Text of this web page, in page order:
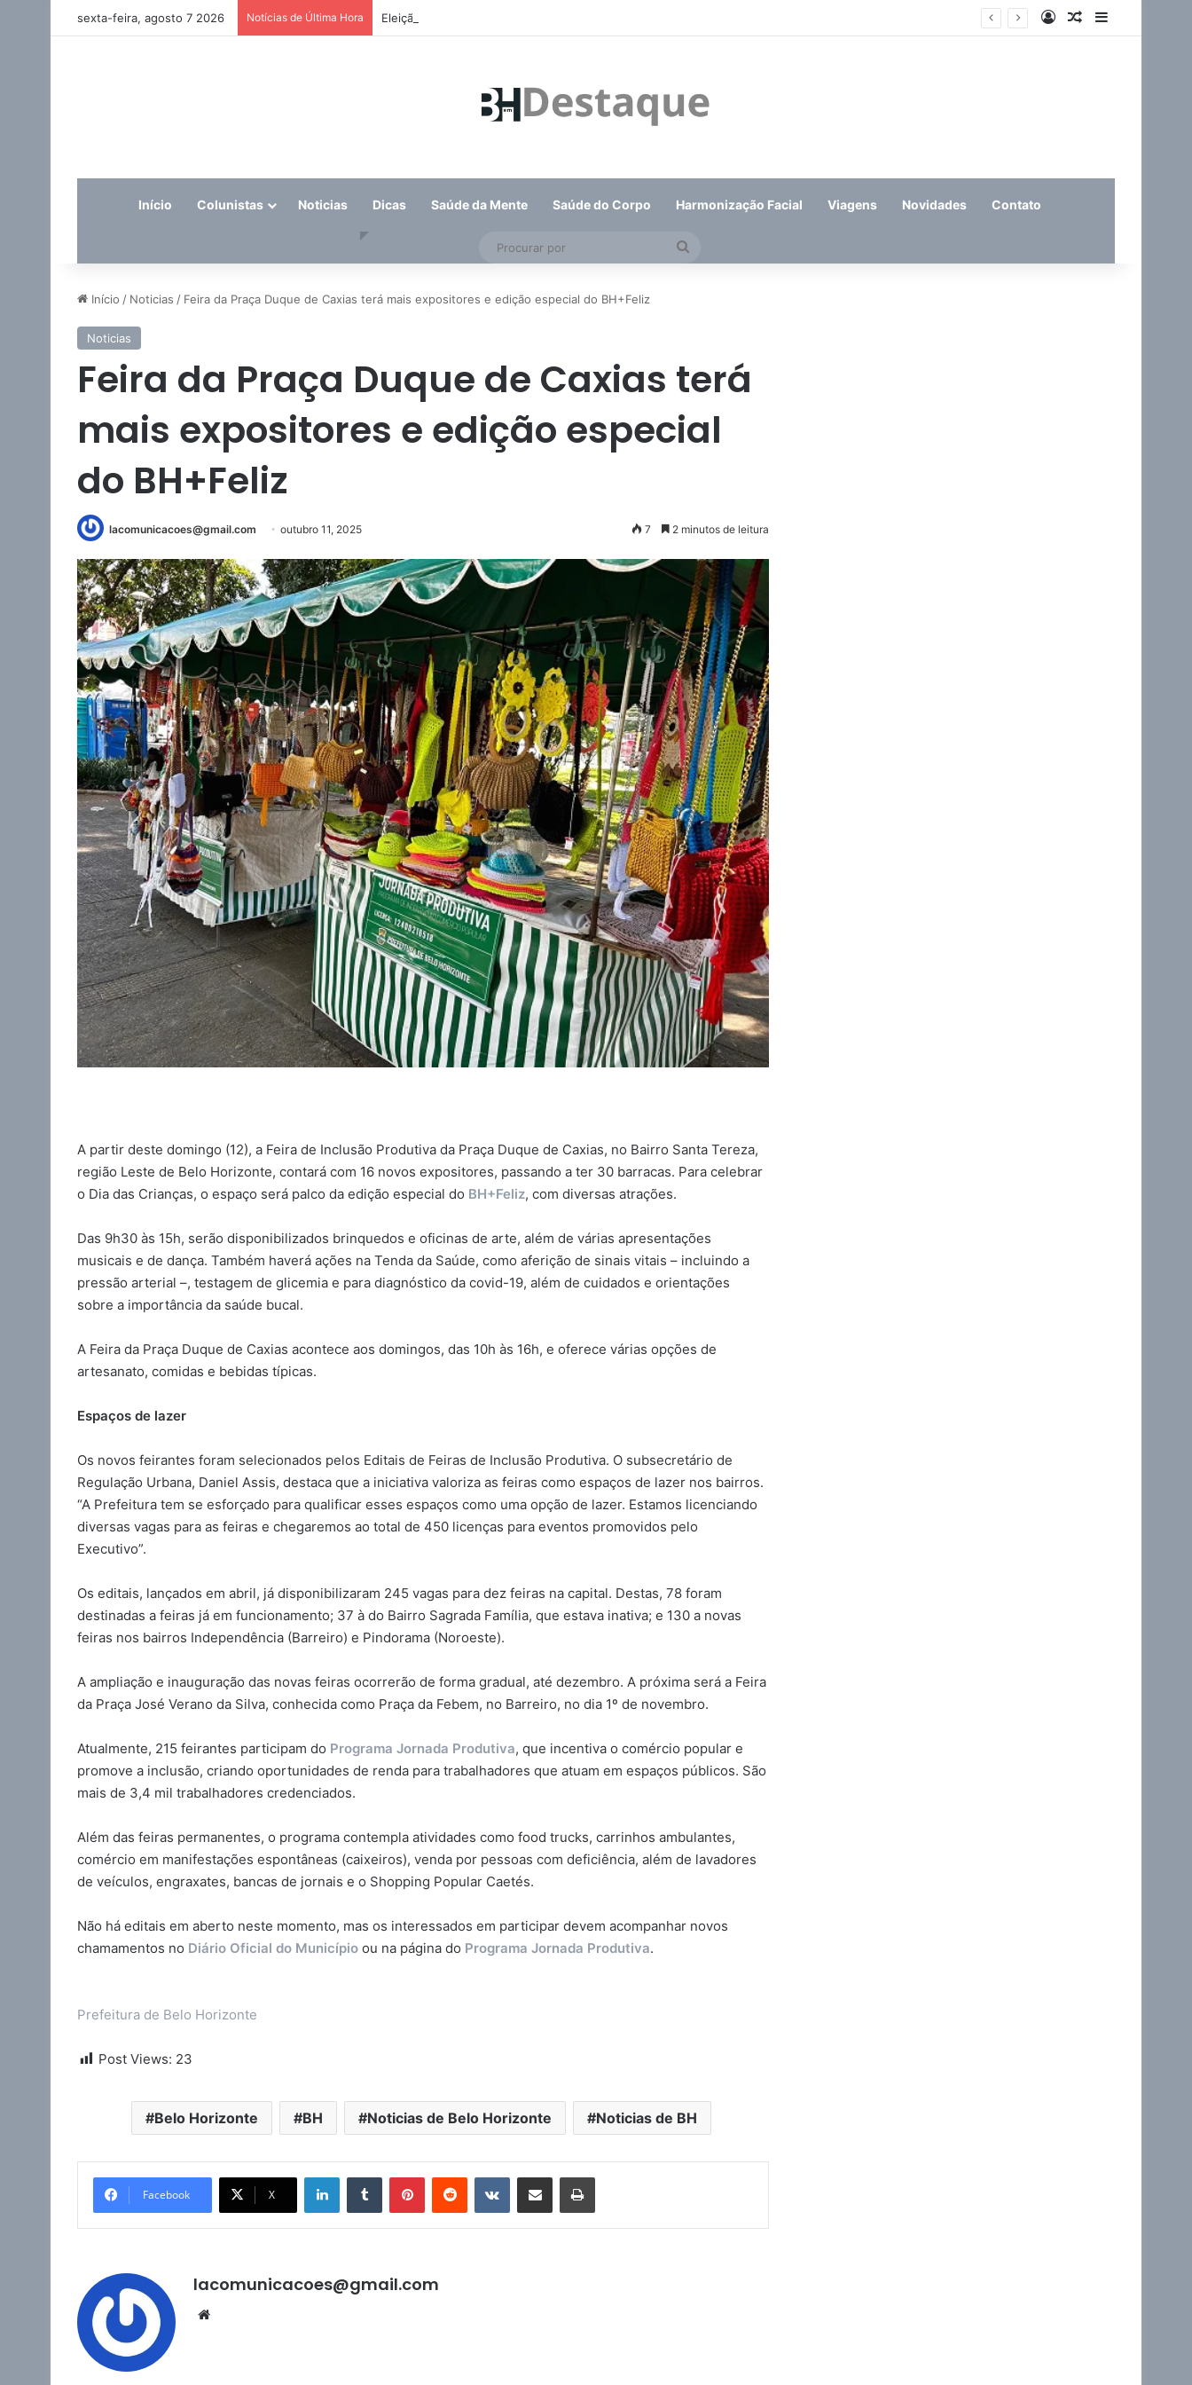
sexta-feira, agosto 7 2026 Notícias de Última Hora Eleição de suplente do Conselho de Mobilidade Urbana será nesta quinta-feira (11) EntrarArtigo aleatório
Barra Lateral
Início Colunistas Noticias Dicas Saúde da Mente Saúde do Corpo Harmonização Facial Viagens Novidades Contato
Procurar
Início / Noticias / Feira da Praça Duque de Caxias terá mais expositores e edição especial do BH+Feliz
Noticias
Feira da Praça Duque de Caxias terá
mais expositores e edição especial
do BH+Feliz
lacomunicacoes@gmail.com outubro 11, 2025 7 2 minutos de leitura
A partir deste domingo (12), a Feira de Inclusão Produtiva da Praça Duque de Caxias, no Bairro Santa Tereza,
região Leste de Belo Horizonte, contará com 16 novos expositores, passando a ter 30 barracas. Para celebrar
o Dia das Crianças, o espaço será palco da edição especial do BH+Feliz, com diversas atrações.
Das 9h30 às 15h, serão disponibilizados brinquedos e oficinas de arte, além de várias apresentações
musicais e de dança. Também haverá ações na Tenda da Saúde, como aferição de sinais vitais – incluindo a
pressão arterial –, testagem de glicemia e para diagnóstico da covid-19, além de cuidados e orientações
sobre a importância da saúde bucal.
A Feira da Praça Duque de Caxias acontece aos domingos, das 10h às 16h, e oferece várias opções de
artesanato, comidas e bebidas típicas.
Espaços de lazer
Os novos feirantes foram selecionados pelos Editais de Feiras de Inclusão Produtiva. O subsecretário de
Regulação Urbana, Daniel Assis, destaca que a iniciativa valoriza as feiras como espaços de lazer nos bairros.
“A Prefeitura tem se esforçado para qualificar esses espaços como uma opção de lazer. Estamos licenciando
diversas vagas para as feiras e chegaremos ao total de 450 licenças para eventos promovidos pelo
Executivo”.
Os editais, lançados em abril, já disponibilizaram 245 vagas para dez feiras na capital. Destas, 78 foram
destinadas a feiras já em funcionamento; 37 à do Bairro Sagrada Família, que estava inativa; e 130 a novas
feiras nos bairros Independência (Barreiro) e Pindorama (Noroeste).
A ampliação e inauguração das novas feiras ocorrerão de forma gradual, até dezembro. A próxima será a Feira
da Praça José Verano da Silva, conhecida como Praça da Febem, no Barreiro, no dia 1º de novembro.
Atualmente, 215 feirantes participam do Programa Jornada Produtiva, que incentiva o comércio popular e
promove a inclusão, criando oportunidades de renda para trabalhadores que atuam em espaços públicos. São
mais de 3,4 mil trabalhadores credenciados.
Além das feiras permanentes, o programa contempla atividades como food trucks, carrinhos ambulantes,
comércio em manifestações espontâneas (caixeiros), venda por pessoas com deficiência, além de lavadores
de veículos, engraxates, bancas de jornais e o Shopping Popular Caetés.
Não há editais em aberto neste momento, mas os interessados em participar devem acompanhar novos
chamamentos no Diário Oficial do Município ou na página do Programa Jornada Produtiva.
Prefeitura de Belo Horizonte
Post Views: 23
Belo Horizonte BH Noticias de Belo Horizonte Noticias de BH
Facebook X
LinkedinTumblr PinterestReddit VK Compartilhar via e-mail Imprimir
lacomunicacoes@gmail.com